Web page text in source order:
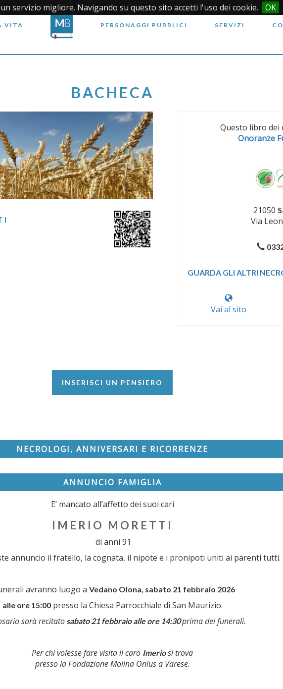
servizio migliore. Navigando su questo sito accetti l'uso dei cookie. OK
VITA PERSONAGGI PUBBLICI SERVIZI
BACHECA
Questo libro dei
Onoranze
21050
Via
GUARDA GLI ALTRI
Vai al sito
INSERISCI UN PENSIERO
NECROLOGI, ANNIVERSARI E RICORRENZE
ANNUNCIO FAMIGLIA
E’ mancato all’affetto dei suoi cari
IMERIO MORETTI
di anni 91
annuncio il fratello, la cognata, il nipote e i pronipoti uniti ai parenti tutti.
avranno luogo a Vedano Olona, sabato 21 febbraio 2026
alle ore 15:00presso la Chiesa Parrocchiale di San Maurizio.
sarà recitatosabato 21 febbraio alle ore 14:30prima dei funerali.
Per chi volesse fare visita il caro Imeriosi trova
presso la Fondazione Molina Onlus a Varese.